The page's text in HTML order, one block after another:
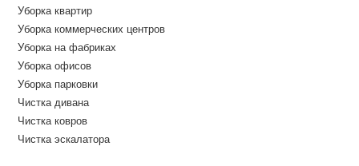
Уборка квартир
Уборка коммерческих центров
Уборка на фабриках
Уборка офисов
Уборка парковки
Чистка дивана
Чистка ковров
Чистка эскалатора